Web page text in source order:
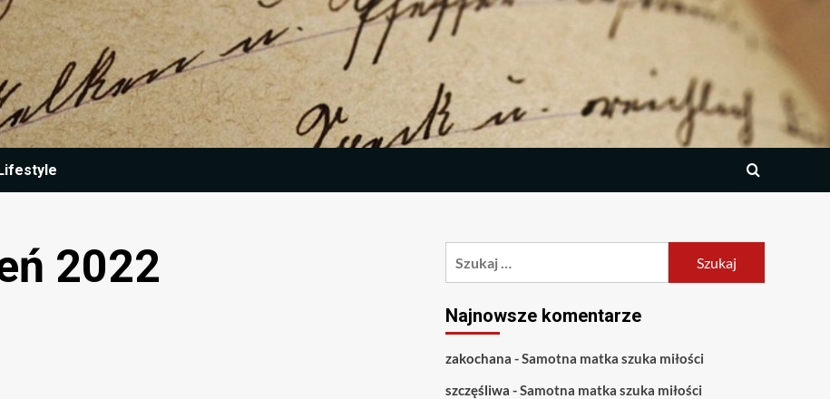
2022
Najnowsze komentarze
zakochana -Samotna matka szuka miłości
szczęśliwa -Samotna matka szuka miłości